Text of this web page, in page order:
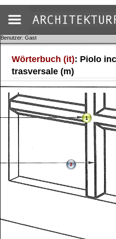
Benutzer: Gast
Wörterbuch (it): Piolo
trasversale (m)
1
2